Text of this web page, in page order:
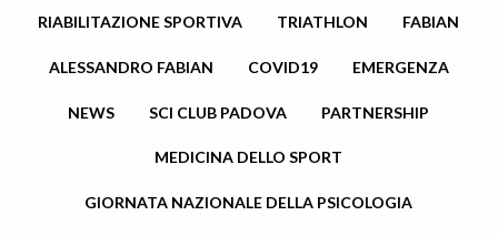
RIABILITAZIONE SPORTIVA TRIATHLON FABIAN
ALESSANDRO FABIAN COVID19 EMERGENZA
NEWS SCI CLUB PADOVA PARTNERSHIP
MEDICINA DELLO SPORT
GIORNATA NAZIONALE DELLA PSICOLOGIA